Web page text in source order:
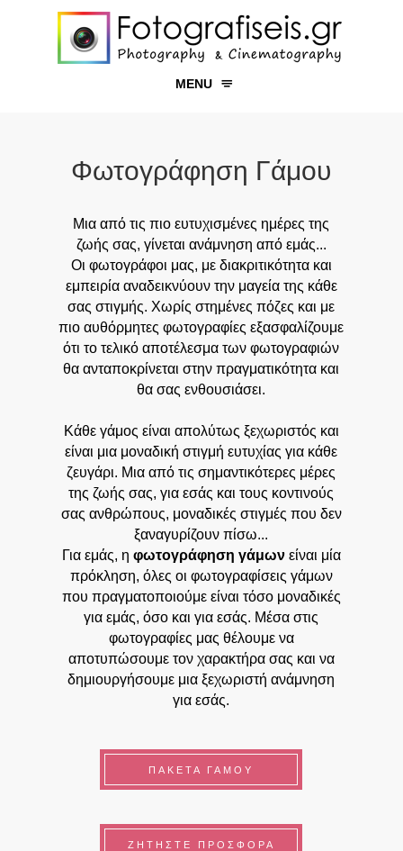
Φωτογράφηση Γάμου
Μια από τις πιο ευτυχισμένες ημέρες της
ζωής σας, γίνεται ανάμνηση από εμάς...
Οι φωτογράφοι μας, με διακριτικότητα και
εμπειρία αναδεικνύουν την μαγεία της κάθε
σας στιγμής. Χωρίς στημένες πόζες και με
πιο αυθόρμητες φωτογραφίες εξασφαλίζουμε
ότι το τελικό αποτέλεσμα των φωτογραφιών
θα ανταποκρίνεται στην πραγματικότητα και
θα σας ενθουσιάσει.
Κάθε γάμος είναι απολύτως ξεχωριστός και
είναι μια μοναδική στιγμή ευτυχίας για κάθε
ζευγάρι. Μια από τις σημαντικότερες μέρες
της ζωής σας, για εσάς και τους κοντινούς
σας ανθρώπους, μοναδικές στιγμές που δεν
ξαναγυρίζουν πίσω...
Για εμάς, η φωτογράφηση γάμωνείναι μία
πρόκληση, όλες οι φωτογραφίσεις γάμων
που πραγματοποιούμε είναι τόσο μοναδικές
για εμάς, όσο και για εσάς. Μέσα στις
φωτογραφίες μας θέλουμε να
αποτυπώσουμε τον χαρακτήρα σας και να
δημιουργήσουμε μια ξεχωριστή ανάμνηση
για εσάς.
MENU
ΒΑΠΤΙΣΗ
ΕΚΔΗΛΩΣΕΙΣ
ΠΡΟΪΟΝΤΑ
ΧΩΡΟΙ
YΠΗΡΕΣΙΕΣ
ΕΠΙΚΟΙΝΩΝΙΑ
ΠΑΚΕΤΑ ΓΑΜΟΥ
ΖΗΤΗΣΤΕ ΠΡΟΣΦΟΡΑ